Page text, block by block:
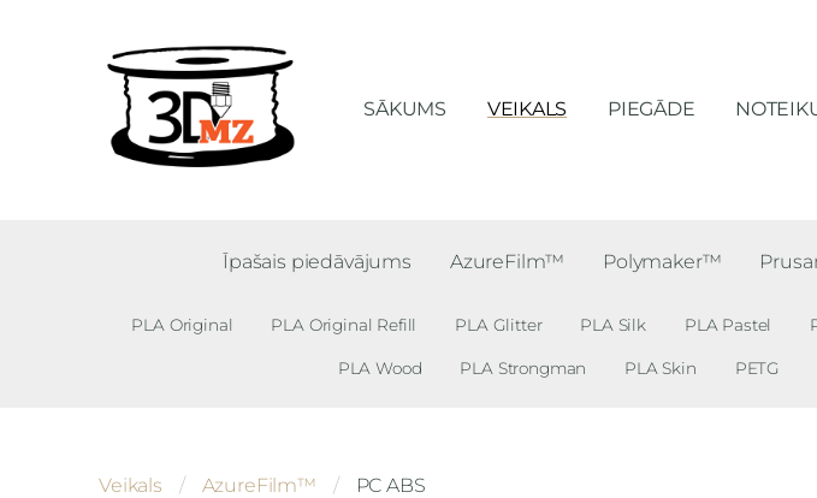
SĀKUMS VEIKALS PIEGĀDE
Īpašais piedāvājums AzureFilm™ Polymaker™
PLA Original PLA Original Refill PLA Glitter PLA Silk PLA Pastel
PLA Wood PLA Strongman PLA Skin PETG
Veikals AzureFilm™ PC ABS